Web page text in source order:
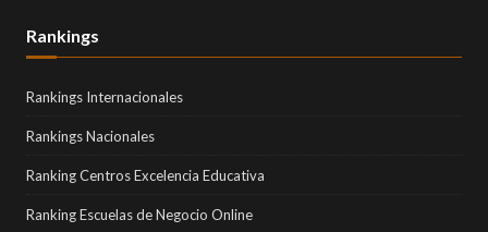
Rankings
Rankings Internacionales
Rankings Nacionales
Ranking Centros Excelencia Educativa
Ranking Escuelas de Negocio Online